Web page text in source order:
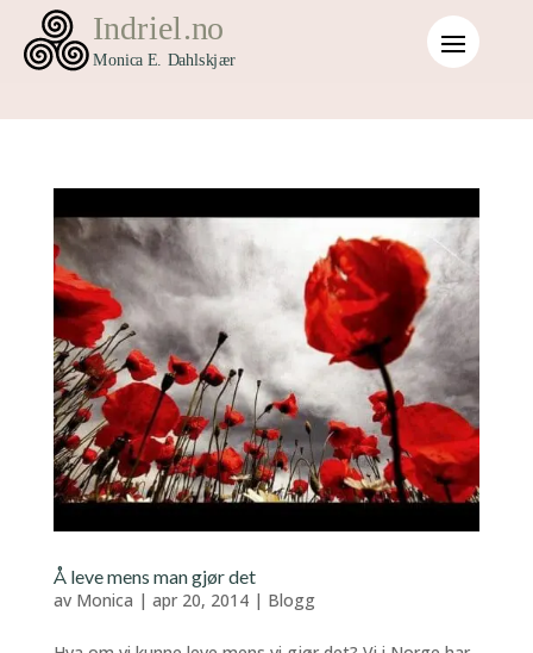
Å leve mens man gjør det
av Monica | apr 20, 2014| Blogg